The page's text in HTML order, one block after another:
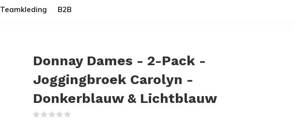
Teamkleding B2B
Donnay Dames - 2-Pack -
Joggingbroek Carolyn -
Donkerblauw & Lichtblauw